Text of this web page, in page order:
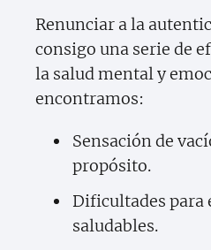
Renunciar a la
consigo una serie de
la salud mental y
encontramos:
Sensación de
propósito.
Dificultades para
saludables.